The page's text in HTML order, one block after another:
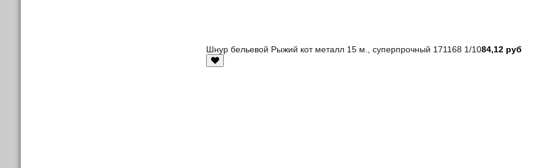
Шнур бельевой Рыжий кот металл 15 м., суперпрочный 171168 1/1084,12 руб